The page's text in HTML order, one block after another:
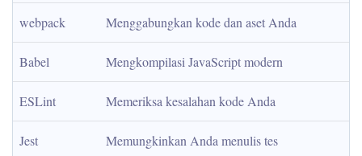
webpack Menggabungkan kode dan aset Anda
Babel Mengkompilasi JavaScript modern
ESLint Memeriksa kesalahan kode Anda
Jest Memungkinkan Anda menulis tes